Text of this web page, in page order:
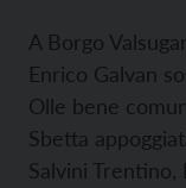
A Borgo
Enrico Galvan
Olle bene
Sbetta
Salvini